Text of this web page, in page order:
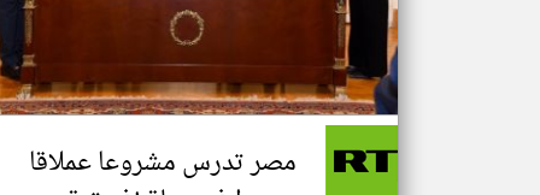
مصر تدرس مشروعا عملاقا